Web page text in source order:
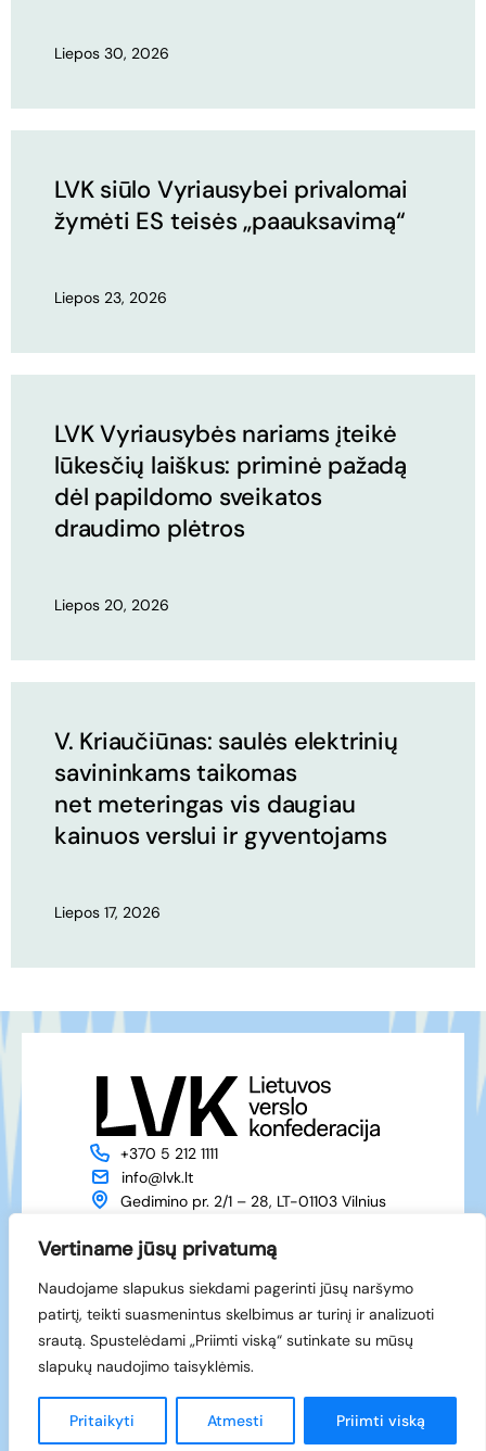
Vertiname jūsų privatumą
Naudojame slapukus siekdami pagerinti jūsų naršymo
patirtį, teikti suasmenintus skelbimus ar turinį ir analizuoti
srautą. Spustelėdami „Priimti viską“ sutinkate su mūsų
slapukų naudojimo taisyklėmis.
Pritaikyti Atmesti Priimti viską
Liepos 30, 2026
LVK siūlo Vyriausybei privalomai
žymėti ES teisės „paauksavimą“
Liepos 23, 2026
LVK Vyriausybės nariams įteikė
lūkesčių laiškus: priminė pažadą
dėl papildomo sveikatos
draudimo plėtros
Liepos 20, 2026
V. Kriaučiūnas: saulės elektrinių
savininkams taikomas
net meteringas vis daugiau
kainuos verslui ir gyventojams
Liepos 17, 2026
+370 5 212 1111
info@lvk.lt
Gedimino pr. 2/1 – 28, LT-01103 Vilnius
Naujienos
Narystė
Renginiai
Kontaktai
Facebook
LinkedIn
© 1994-2026 LVK
Sukūrė